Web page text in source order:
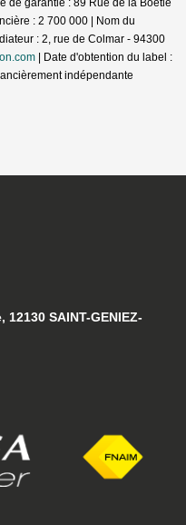
de garantie : 89 Rue de la Boétie
: 2 700 000 | Nom du
: 2, rue de Colmar - 94300
| Date d'obtention du label :
indépendante
SAINT-GENIEZ-